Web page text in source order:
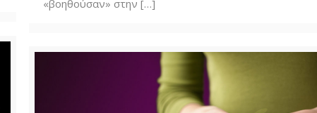
«βοηθούσαν» στην […]